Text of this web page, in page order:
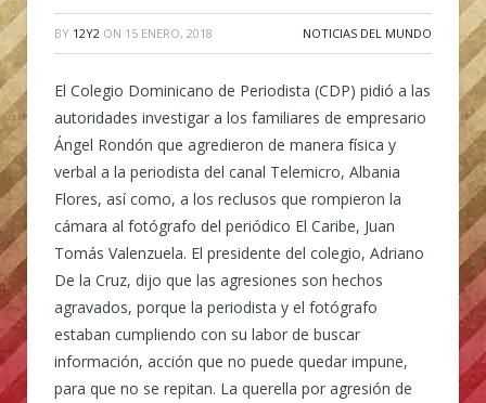
BY 12Y2 ON 15 ENERO, 2018 NOTICIAS DEL MUNDO
El Colegio Dominicano de Periodista (CDP) pidió a las
autoridades investigar a los familiares de empresario
Ángel Rondón que agredieron de manera física y
verbal a la periodista del canal Telemicro, Albania
Flores, así como, a los reclusos que rompieron la
cámara al fotógrafo del periódico El Caribe, Juan
Tomás Valenzuela. El presidente del colegio, Adriano
De la Cruz, dijo que las agresiones son hechos
agravados, porque la periodista y el fotógrafo
estaban cumpliendo con su labor de buscar
información, acción que no puede quedar impune,
para que no se repitan. La querella por agresión de